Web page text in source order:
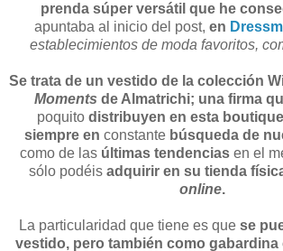
prenda súper versátil que he
apuntaba al inicio del post, en
establecimientos de moda favoritos,
Se trata de un vestido de la colección
Moments de Almatrichi; una firma
poquito distribuyen en esta
siempre en constantebúsqueda de
como de las últimas tendencias en el
sólo podéis adquirir en su tienda
online.
La particularidad que tiene es que se
vestido, pero también como